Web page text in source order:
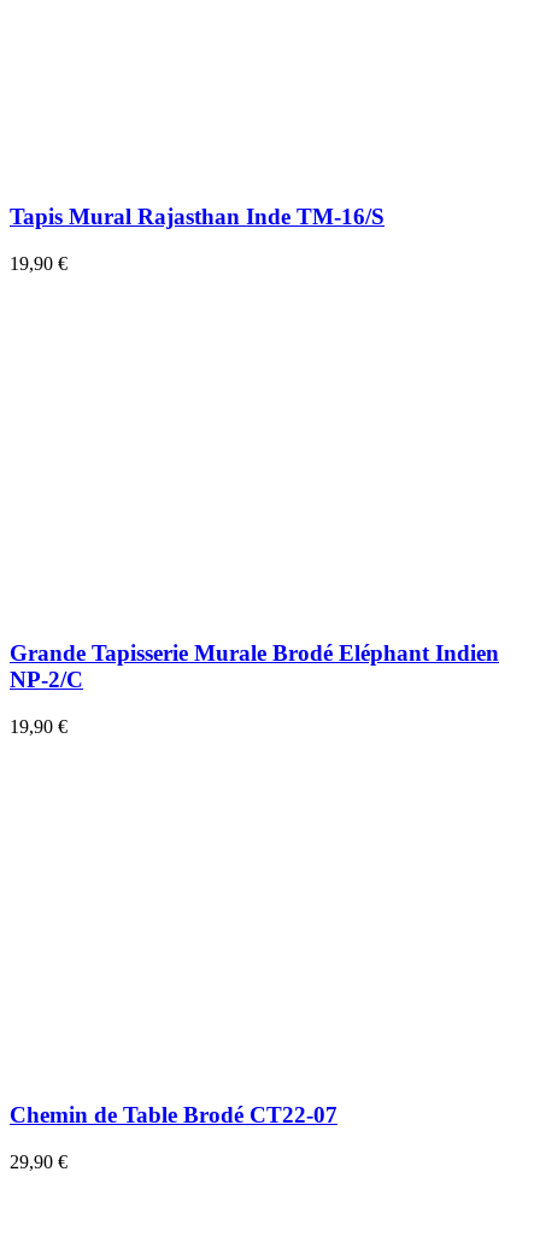
Tapis Mural Rajasthan Inde TM-16/S
19,90 €
Grande Tapisserie Murale Brodé Eléphant Indien
NP-2/C
19,90 €
Chemin de Table Brodé CT22-07
29,90 €